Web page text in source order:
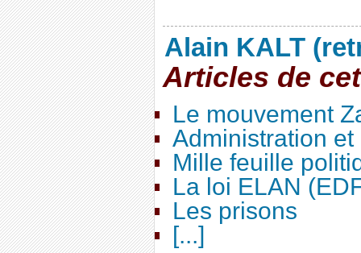
Alain KALT
Articles de
Le mouvement
Administration
Mille feuille
La loi ELAN
Les prisons
[...]